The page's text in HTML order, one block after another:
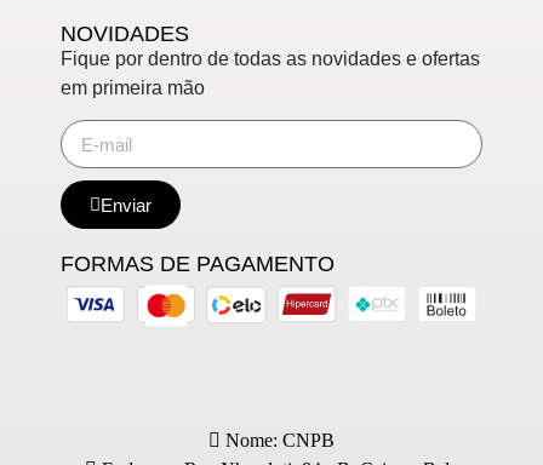
NOVIDADES
Fique por dentro de todas as novidades e ofertas
em primeira mão
Enviar
FORMAS DE PAGAMENTO
Nome: CNPB